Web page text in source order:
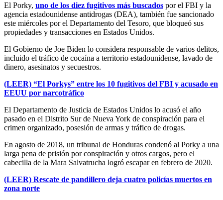
El Porky, uno de los diez fugitivos más buscados por el FBI y la
agencia estadounidense antidrogas (DEA), también fue sancionado
este miércoles por el Departamento del Tesoro, que bloqueó sus
propiedades y transacciones en Estados Unidos.
El Gobierno de Joe Biden lo considera responsable de varios delitos,
incluido el tráfico de cocaína a territorio estadounidense, lavado de
dinero, asesinatos y secuestros.
(LEER) “El Porkys” entre los 10 fugitivos del FBI y acusado en
EEUU por narcotráfico
El Departamento de Justicia de Estados Unidos lo acusó el año
pasado en el Distrito Sur de Nueva York de conspiración para el
crimen organizado, posesión de armas y tráfico de drogas.
En agosto de 2018, un tribunal de Honduras condenó al Porky a una
larga pena de prisión por conspiración y otros cargos, pero el
cabecilla de la Mara Salvatrucha logró escapar en febrero de 2020.
(LEER) Rescate de pandillero deja cuatro policías muertos en
zona norte